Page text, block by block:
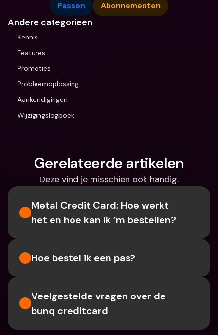
Passen Abonnementen
Andere categorieën
Kennis
Features
Promoties
Probleemoplossing
Aankondigingen
Wijzigingslogboek
Gerelateerde artikelen
Deze vind je misschien ook handig.
Metal Credit Card: Hoe werkt
het en hoe kan ik ’m bestellen?
Hoe bestel ik een pas?
Veelgestelde vragen over de
bunq creditcard